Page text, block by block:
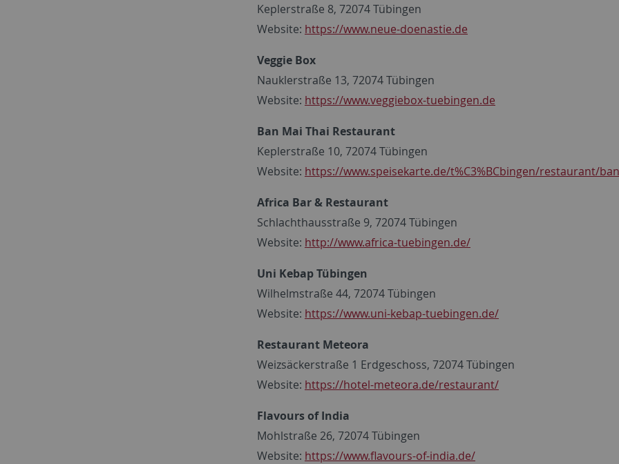
Keplerstraße 8, 72074 Tübingen
Website: https://www.neue-doenastie.de
Veggie Box
Nauklerstraße 13, 72074 Tübingen
Website: https://www.veggiebox-tuebingen.de
Ban Mai Thai Restaurant
Keplerstraße 10, 72074 Tübingen
Website: https://www.speisekarte.de/t%C3%BCbingen/restaurant/
Africa Bar & Restaurant
Schlachthausstraße 9, 72074 Tübingen
Website: http://www.africa-tuebingen.de/
Uni Kebap Tübingen
Wilhelmstraße 44, 72074 Tübingen
Website: https://www.uni-kebap-tuebingen.de/
Restaurant Meteora
Weizsäckerstraße 1 Erdgeschoss, 72074 Tübingen
Website: https://hotel-meteora.de/restaurant/
Flavours of India
Mohlstraße 26, 72074 Tübingen
Website: https://www.flavours-of-india.de/